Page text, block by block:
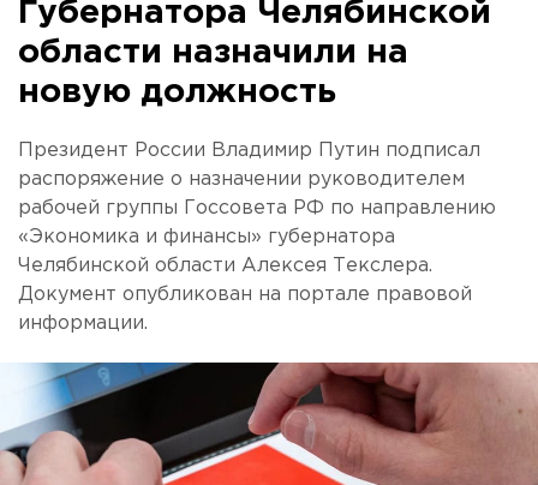
Губернатора Челябинской
области назначили на
новую должность
Президент России Владимир Путин подписал
распоряжение о назначении руководителем
рабочей группы Госсовета РФ по направлению
«Экономика и финансы» губернатора
Челябинской области Алексея Текслера.
Документ опубликован на портале правовой
информации.